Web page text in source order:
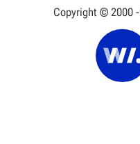
Copyright © 2000 -